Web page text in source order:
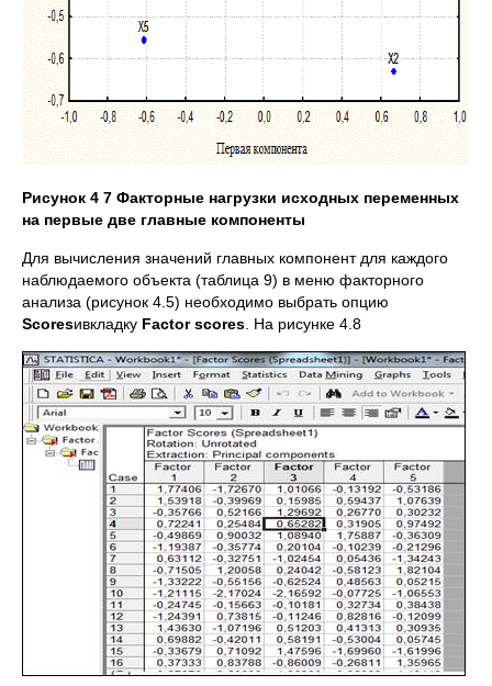
Рисунок 4 7 Факторные нагрузки исходных переменных
на первые две главные компоненты
Для вычисления значений главных компонент для каждого
наблюдаемого объекта (таблица 9) в меню факторного
анализа (рисунок 4.5) необходимо выбрать опцию
Scoresивкладку Factor scores . На рисунке 4.8